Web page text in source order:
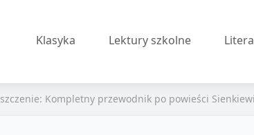
Klasyka Lektury szkolne
Kompletny przewodnik po powieści